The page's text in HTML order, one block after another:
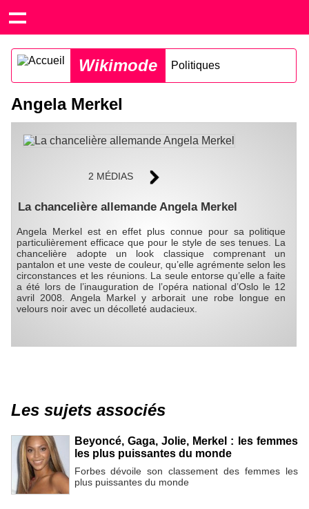
Wikimode Politiques
Angela Merkel
2 MÉDIAS
La chancelière allemande Angela Merkel
Angela Merkel est en effet plus connue pour sa politique
particulièrement efficace que pour le style de ses tenues. La
chancelière adopte un look classique comprenant un
pantalon et une veste de couleur, qu’elle agrémente selon les
circonstances et les réunions. La seule entorse qu’elle a faite
a été lors de l’inauguration de l’opéra national d’Oslo le 12
avril 2008. Angela Markel y arborait une robe longue en
velours noir avec un décolleté audacieux.
Les sujets associés
Beyoncé, Gaga, Jolie, Merkel : les femmes
les plus puissantes du monde
Forbes dévoile son classement des femmes les
plus puissantes du monde